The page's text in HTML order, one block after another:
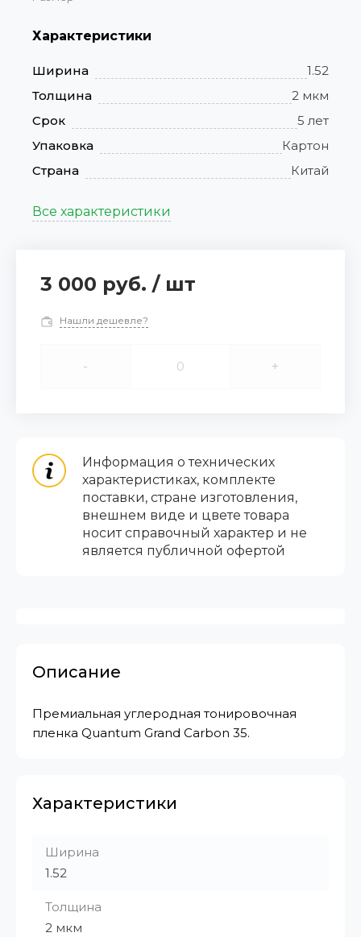
Характеристики
Ширина
1.52
Толщина
2 мкм
Срок
5 лет
Упаковка
Картон
Страна
Китай
Все характеристики
3 000 руб. / шт
Нашли дешевле?
- +
Информация о технических
характеристиках, комплекте
поставки, стране изготовления,
внешнем виде и цвете товара
носит справочный характер и не
является публичной офертой
Описание
Премиальная углеродная тонировочная
пленка Quantum Grand Carbon 35.
Характеристики
Ширина
1.52
Толщина
2 мкм